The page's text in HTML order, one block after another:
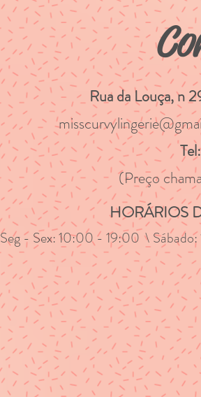
Rua da Louça,
(Preço
HORÁRIOS
Seg - Sex: 10:00 - 19:00 \